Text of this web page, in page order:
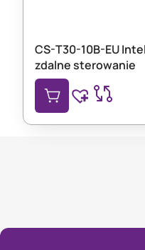
CS-T30-10B-EU
zdalne sterowanie